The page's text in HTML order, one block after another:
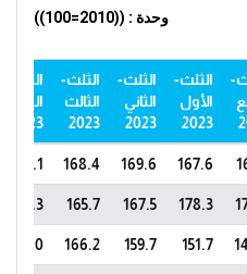
وحدة : ((2010=100))
الثلث-
الأول
2023
الثلث-
الثاني
2023
الثلث-
الثالث
2023
الثلث-
الرابع
2023
167.6
169.6
168.4
182.1
178.3
167.5
165.7
173.3
151.7
159.7
166.2
167.0